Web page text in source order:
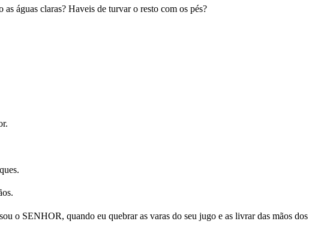
águas claras? Haveis de turvar o resto com os pés?
o SENHOR, quando eu quebrar as varas do seu jugo e as livrar das mãos dos